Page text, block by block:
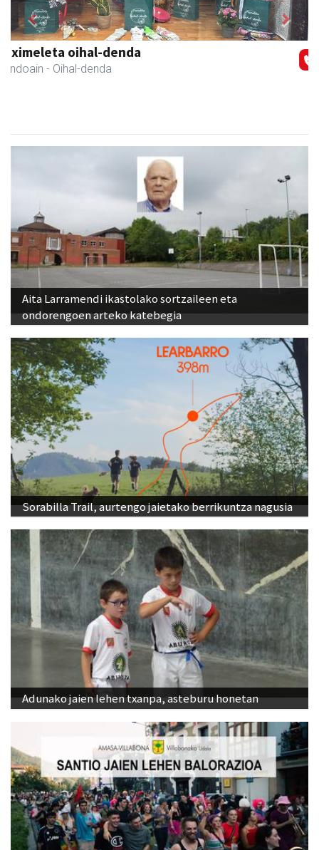
Kiwi Corner English
Andoain - Akademiak
Previous Next
Aita Larramendi ikastolako sortzaileen eta
ondorengoen arteko katebegia
Sorabilla Trail, aurtengo jaietako berrikuntza nagusia
Adunako jaien lehen txanpa, asteburu honetan